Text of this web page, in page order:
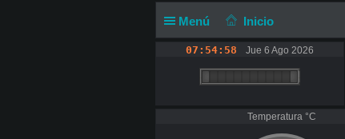
Menú Inicio
07:54:59 Jue 6 Ago 2026
Temperatura °C